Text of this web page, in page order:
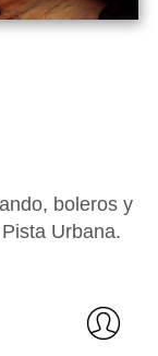
boleros y
Urbana.